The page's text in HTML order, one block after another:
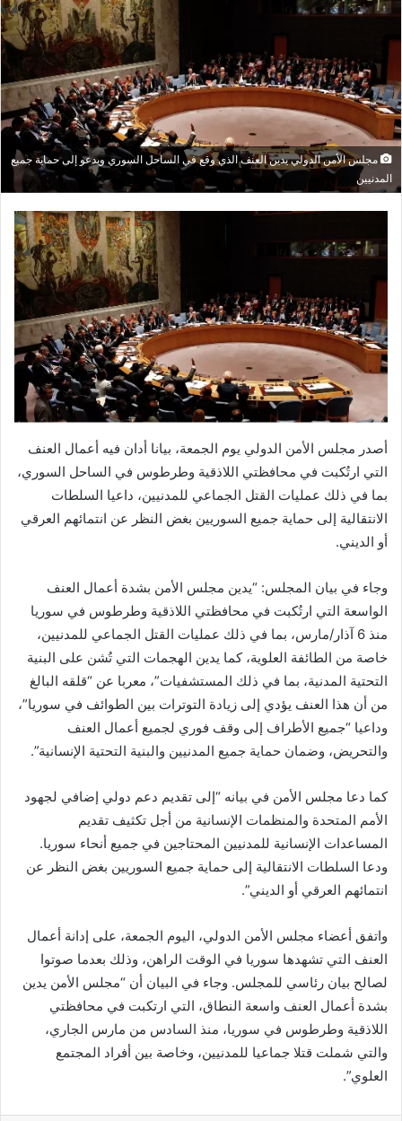
مجلس الأمن الدولي يدين العنف الذي وقع في الساحل السوري ويدعو إلى حماية جميع
المدنيين
أصدر مجلس الأمن الدولي يوم الجمعة، بيانا أدان فيه أعمال العنف
التي ارتُكبت في محافظتي اللاذقية وطرطوس في الساحل السوري،
بما في ذلك عمليات القتل الجماعي للمدنيين، داعيا السلطات
الانتقالية إلى حماية جميع السوريين بغض النظر عن انتمائهم العرقي
أو الديني.
وجاء في بيان المجلس: “يدين مجلس الأمن بشدة أعمال العنف
الواسعة التي ارتُكبت في محافظتي اللاذقية وطرطوس في سوريا
منذ 6 آذار/مارس، بما في ذلك عمليات القتل الجماعي للمدنيين،
خاصة من الطائفة العلوية، كما يدين الهجمات التي تُشن على البنية
التحتية المدنية، بما في ذلك المستشفيات”، معربا عن “قلقه البالغ
من أن هذا العنف يؤدي إلى زيادة التوترات بين الطوائف في سوريا”،
وداعيا “جميع الأطراف إلى وقف فوري لجميع أعمال العنف
والتحريض، وضمان حماية جميع المدنيين والبنية التحتية الإنسانية”.
كما دعا مجلس الأمن في بيانه “إلى تقديم دعم دولي إضافي لجهود
الأمم المتحدة والمنظمات الإنسانية من أجل تكثيف تقديم
المساعدات الإنسانية للمدنيين المحتاجين في جميع أنحاء سوريا.
ودعا السلطات الانتقالية إلى حماية جميع السوريين بغض النظر عن
انتمائهم العرقي أو الديني”.
واتفق أعضاء مجلس الأمن الدولي، اليوم الجمعة، على إدانة أعمال
العنف التي تشهدها سوريا في الوقت الراهن، وذلك بعدما صوتوا
لصالح بيان رئاسي للمجلس. وجاء في البيان أن “مجلس الأمن يدين
بشدة أعمال العنف واسعة النطاق، التي ارتكبت في محافظتي
اللاذقية وطرطوس في سوريا، منذ السادس من مارس الجاري،
والتي شملت قتلا جماعيا للمدنيين، وخاصة بين أفراد المجتمع
العلوي”.